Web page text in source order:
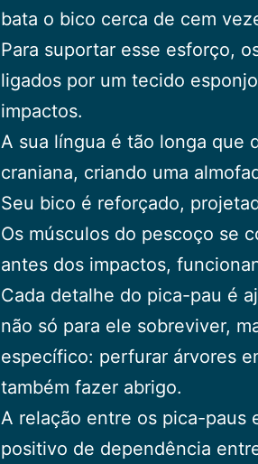
bata o bico cerca de cem
Para suportar esse esforço,
ligados por um tecido
impactos.
A sua língua é tão longa que
craniana, criando uma
Seu bico é reforçado,
Os músculos do pescoço se
antes dos impactos,
Cada detalhe do pica-pau é
não só para ele sobreviver,
específico: perfurar árvores
também fazer abrigo.
A relação entre os pica-paus
positivo de dependência